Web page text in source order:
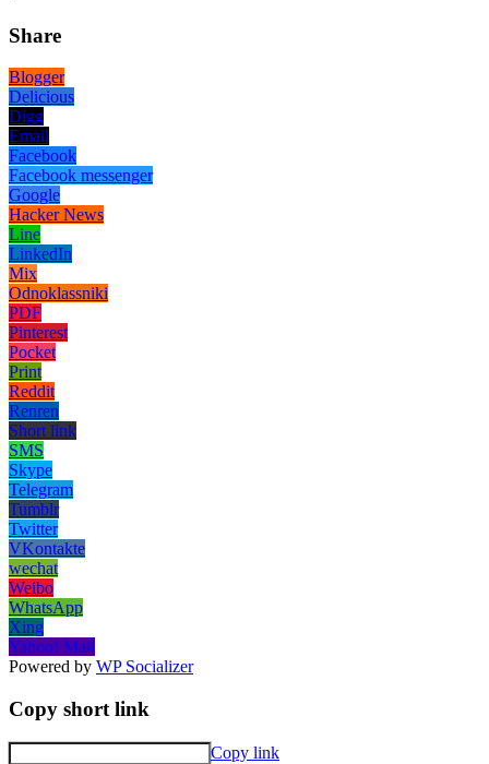
Share
Blogger
Delicious
Digg
Email
Facebook
Facebook messenger
Google
Hacker News
Line
LinkedIn
Mix
Odnoklassniki
PDF
Pinterest
Pocket
Print
Reddit
Renren
Short link
SMS
Skype
Telegram
Tumblr
Twitter
VKontakte
wechat
Weibo
WhatsApp
Xing
Yahoo! Mail
Powered by WP Socializer
Copy short link
Copy link